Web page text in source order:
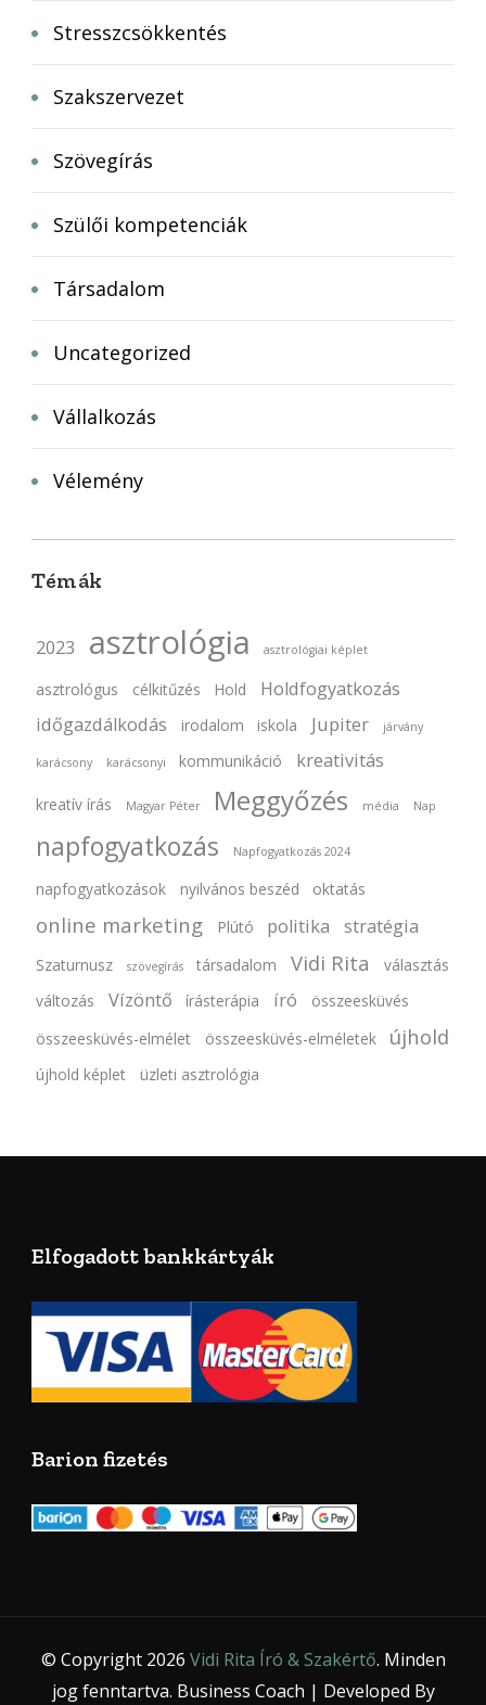
Stresszcsökkentés
Szakszervezet
Szövegírás
Szülői kompetenciák
Társadalom
Uncategorized
Vállalkozás
Vélemény
Témák
2023 asztrológia asztrológiai képlet
asztrológus célkitűzés Hold
Holdfogyatkozás
időgazdálkodás
irodalom iskola Jupiter járvány
karácsony karácsonyi kommunikáció kreativitás
kreatív írás Magyar Péter Meggyőzés média Nap
napfogyatkozás Napfogyatkozás 2024
napfogyatkozások nyilvános beszéd oktatás
online marketing Plútó politika stratégia
Szaturnusz szövegírás társadalom Vidi Rita
választás
változás
Vízöntő írásterápia író
összeesküvés
összeesküvés-elmélet
összeesküvés-elméletek újhold
újhold képlet üzleti asztrológia
Elfogadott bankkártyák
Barion fizetés
© Copyright 2026 Vidi Rita Író & Szakértő. Minden
jog fenntartva. Business Coach | Developed By